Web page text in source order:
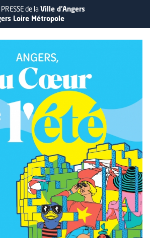
PRESSE de la Ville d'Angers
Loire Métropole